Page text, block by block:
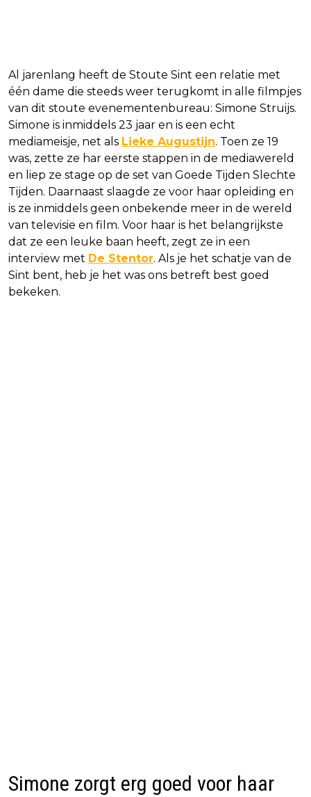
Al jarenlang heeft de Stoute Sint een relatie met
één dame die steeds weer terugkomt in alle filmpjes
van dit stoute evenementenbureau: Simone Struijs.
Simone is inmiddels 23 jaar en is een echt
mediameisje, net als Lieke Augustijn. Toen ze 19
was, zette ze har eerste stappen in de mediawereld
en liep ze stage op de set van Goede Tijden Slechte
Tijden. Daarnaast slaagde ze voor haar opleiding en
is ze inmiddels geen onbekende meer in de wereld
van televisie en film. Voor haar is het belangrijkste
dat ze een leuke baan heeft, zegt ze in een
interview met De Stentor. Als je het schatje van de
Sint bent, heb je het was ons betreft best goed
bekeken.
Simone zorgt erg goed voor haar